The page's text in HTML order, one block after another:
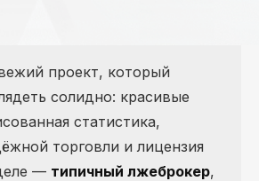
проект, который
солидно: красивые
статистика,
торговли и лицензия
— типичный лжеброкер,